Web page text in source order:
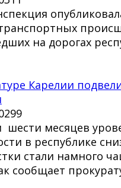
на дорогах
Карелии
299
шести месяцев
в республике
стали намного
сообщает